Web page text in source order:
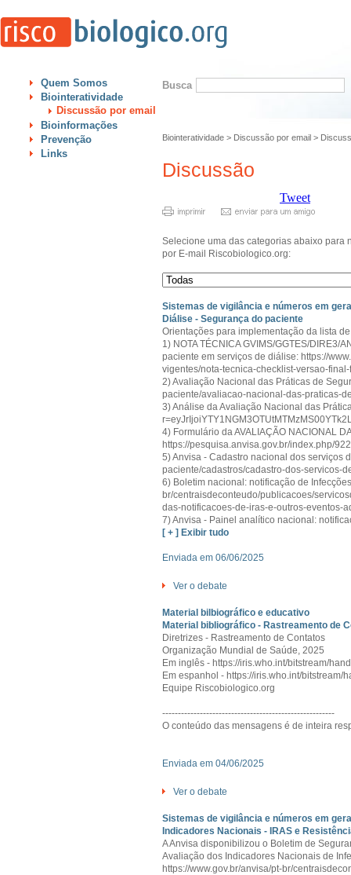
Quem Somos
Biointeratividade
Discussão por email
Bioinformações
Prevenção
Links
Busca
Biointeratividade > Discussão por email >
Discussão
Tweet
Selecione uma das categorias abaixo para
por E-mail Riscobiologico.org:
Sistemas de vigilância e números em
Diálise - Segurança do paciente
Orientações para implementação da lista
1) NOTA TÉCNICA GVIMS/GGTES/
paciente em serviços de diálise: https://
vigentes/nota-tecnica-checklist-versao-
2) Avaliação Nacional das Práticas de
paciente/avaliacao-nacional-das-praticas-
3) Análise da Avaliação Nacional das
4) Formulário da AVALIAÇÃO NACIONAL
https://pesquisa.anvisa.gov.br/index.php/
5) Anvisa - Cadastro nacional dos serviços
paciente/cadastros/cadastro-dos-servicos-
6) Boletim nacional: notificação de
br/centraisdeconteudo/publicacoes/
das-notificacoes-de-iras-e-outros-eventos-
7) Anvisa - Painel analítico nacional:
[ + ] Exibir tudo
Enviada em 06/06/2025
Ver o debate
Material bilbiográfico e educativo
Material bibliográfico - Rastreamento de
Diretrizes - Rastreamento de Contatos
Organização Mundial de Saúde, 2025
Em inglês - https://iris.who.int/bitstream/
Em espanhol - https://iris.who.int/
Equipe Riscobiologico.org
-------------------------------------------------------
O conteúdo das mensagens é de inteira
Enviada em 04/06/2025
Ver o debate
Sistemas de vigilância e números em
Indicadores Nacionais - IRAS e
A Anvisa disponibilizou o Boletim de
Avaliação dos Indicadores Nacionais de
https://www.gov.br/anvisa/pt-br/